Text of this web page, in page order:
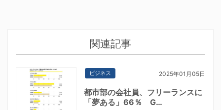
関連記事
ビジネス 2025年01月05日
都市部の会社員、フリーランスに
「夢ある」66％ G…